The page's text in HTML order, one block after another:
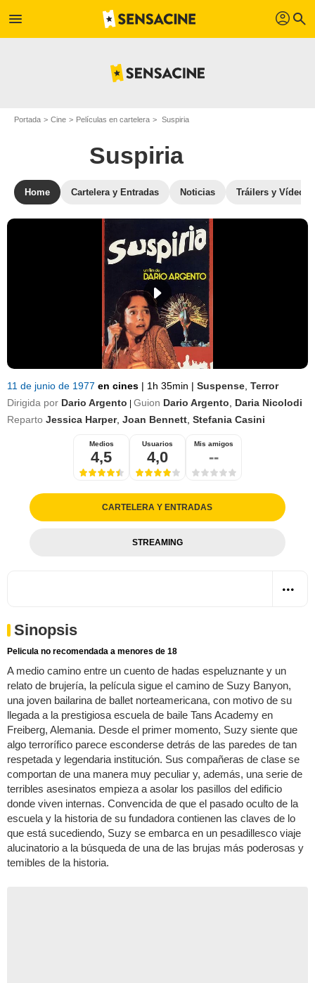
menu profil search
Portada Cine Películas en cartelera Suspiria
Suspiria
Home Cartelera y Entradas Noticias Tráilers y Vídeos
11 de junio de 1977 en cines | 1h 35min | Suspense Terror
Dirigida por Dario Argento Guion Dario Argento
Daria Nicolodi
Reparto Jessica Harper, Joan Bennett Stefania Casini
Medios
4,5
Usuarios
4,0
Mis amigos
--
CARTELERA Y ENTRADAS
STREAMING
Sinopsis
Pelicula no recomendada a menores de 18
A medio camino entre un cuento de hadas espeluznante y un
relato de brujería, la película sigue el camino de Suzy Banyon,
una joven bailarina de ballet norteamericana, con motivo de su
llegada a la prestigiosa escuela de baile Tans Academy en
Freiberg, Alemania. Desde el primer momento, Suzy siente que
algo terrorífico parece esconderse detrás de las paredes de tan
respetada y legendaria institución. Sus compañeras de clase se
comportan de una manera muy peculiar y, además, una serie de
terribles asesinatos empieza a asolar los pasillos del edificio
donde viven internas. Convencida de que el pasado oculto de la
escuela y la historia de su fundadora contienen las claves de lo
que está sucediendo, Suzy se embarca en un pesadillesco viaje
alucinatorio a la búsqueda de una de las brujas más poderosas y
temibles de la historia.